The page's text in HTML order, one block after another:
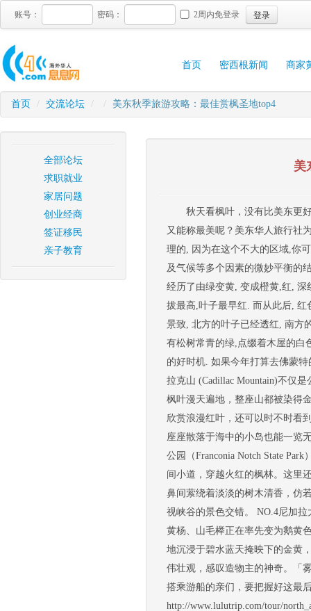
账号： 密码： 2周内免登录 登录
首页 密西根新闻 商家
首页 / 交流论坛 / / 美东秋季旅游攻略：最佳赏枫圣地top4
全部论坛
求职就业
家居问题
创业经商
签证移民
亲子教育
美
秋天看枫叶，没有比美东更
又能称最美呢？美东华人旅行社
理的, 因为在这个不大的区域,你
及气候等多个因素的微妙平衡的
经历了由绿变黄, 变成橙黄,红,
拔最高,叶子最早红. 而从此后,
景致, 北方的叶子已经透红, 南方
有松树常青的绿,点缀着木屋的白
的好时机. 如果今年打算去佛蒙特
拉克山 (Cadillac Mountain)不仅
枫叶漫天遍地，整座山都被染得
欣赏浪漫红叶，还可以时不时看
座座散落于海中的小岛也能一览
公园（Franconia Notch State
间小道，穿越火红的枫林。这里
鼻间萦绕着淡淡的树木清香，仿
视峡谷的景色交错。 NO.4尼加
黄杨、山毛榉正在率先变为鹅黄
地沉浸于碧水蓝天掩映下的金黄
伟壮观，感叹造物主的神奇。「
搭乘游船的亲们，要把握好这最
http://www.lulutrip.com/tour/